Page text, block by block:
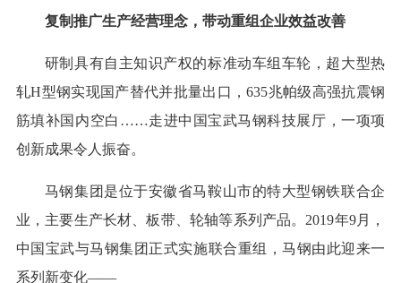
复制推广生产经营理念，带动重组企业效益改善
研制具有自主知识产权的标准动车组车轮，超大型热
轧H型钢实现国产替代并批量出口，635兆帕级高强抗震钢
筋填补国内空白……走进中国宝武马钢科技展厅，一项项
创新成果令人振奋。
马钢集团是位于安徽省马鞍山市的特大型钢铁联合企
业，主要生产长材、板带、轮轴等系列产品。2019年9月，
中国宝武与马钢集团正式实施联合重组，马钢由此迎来一
系列新变化——